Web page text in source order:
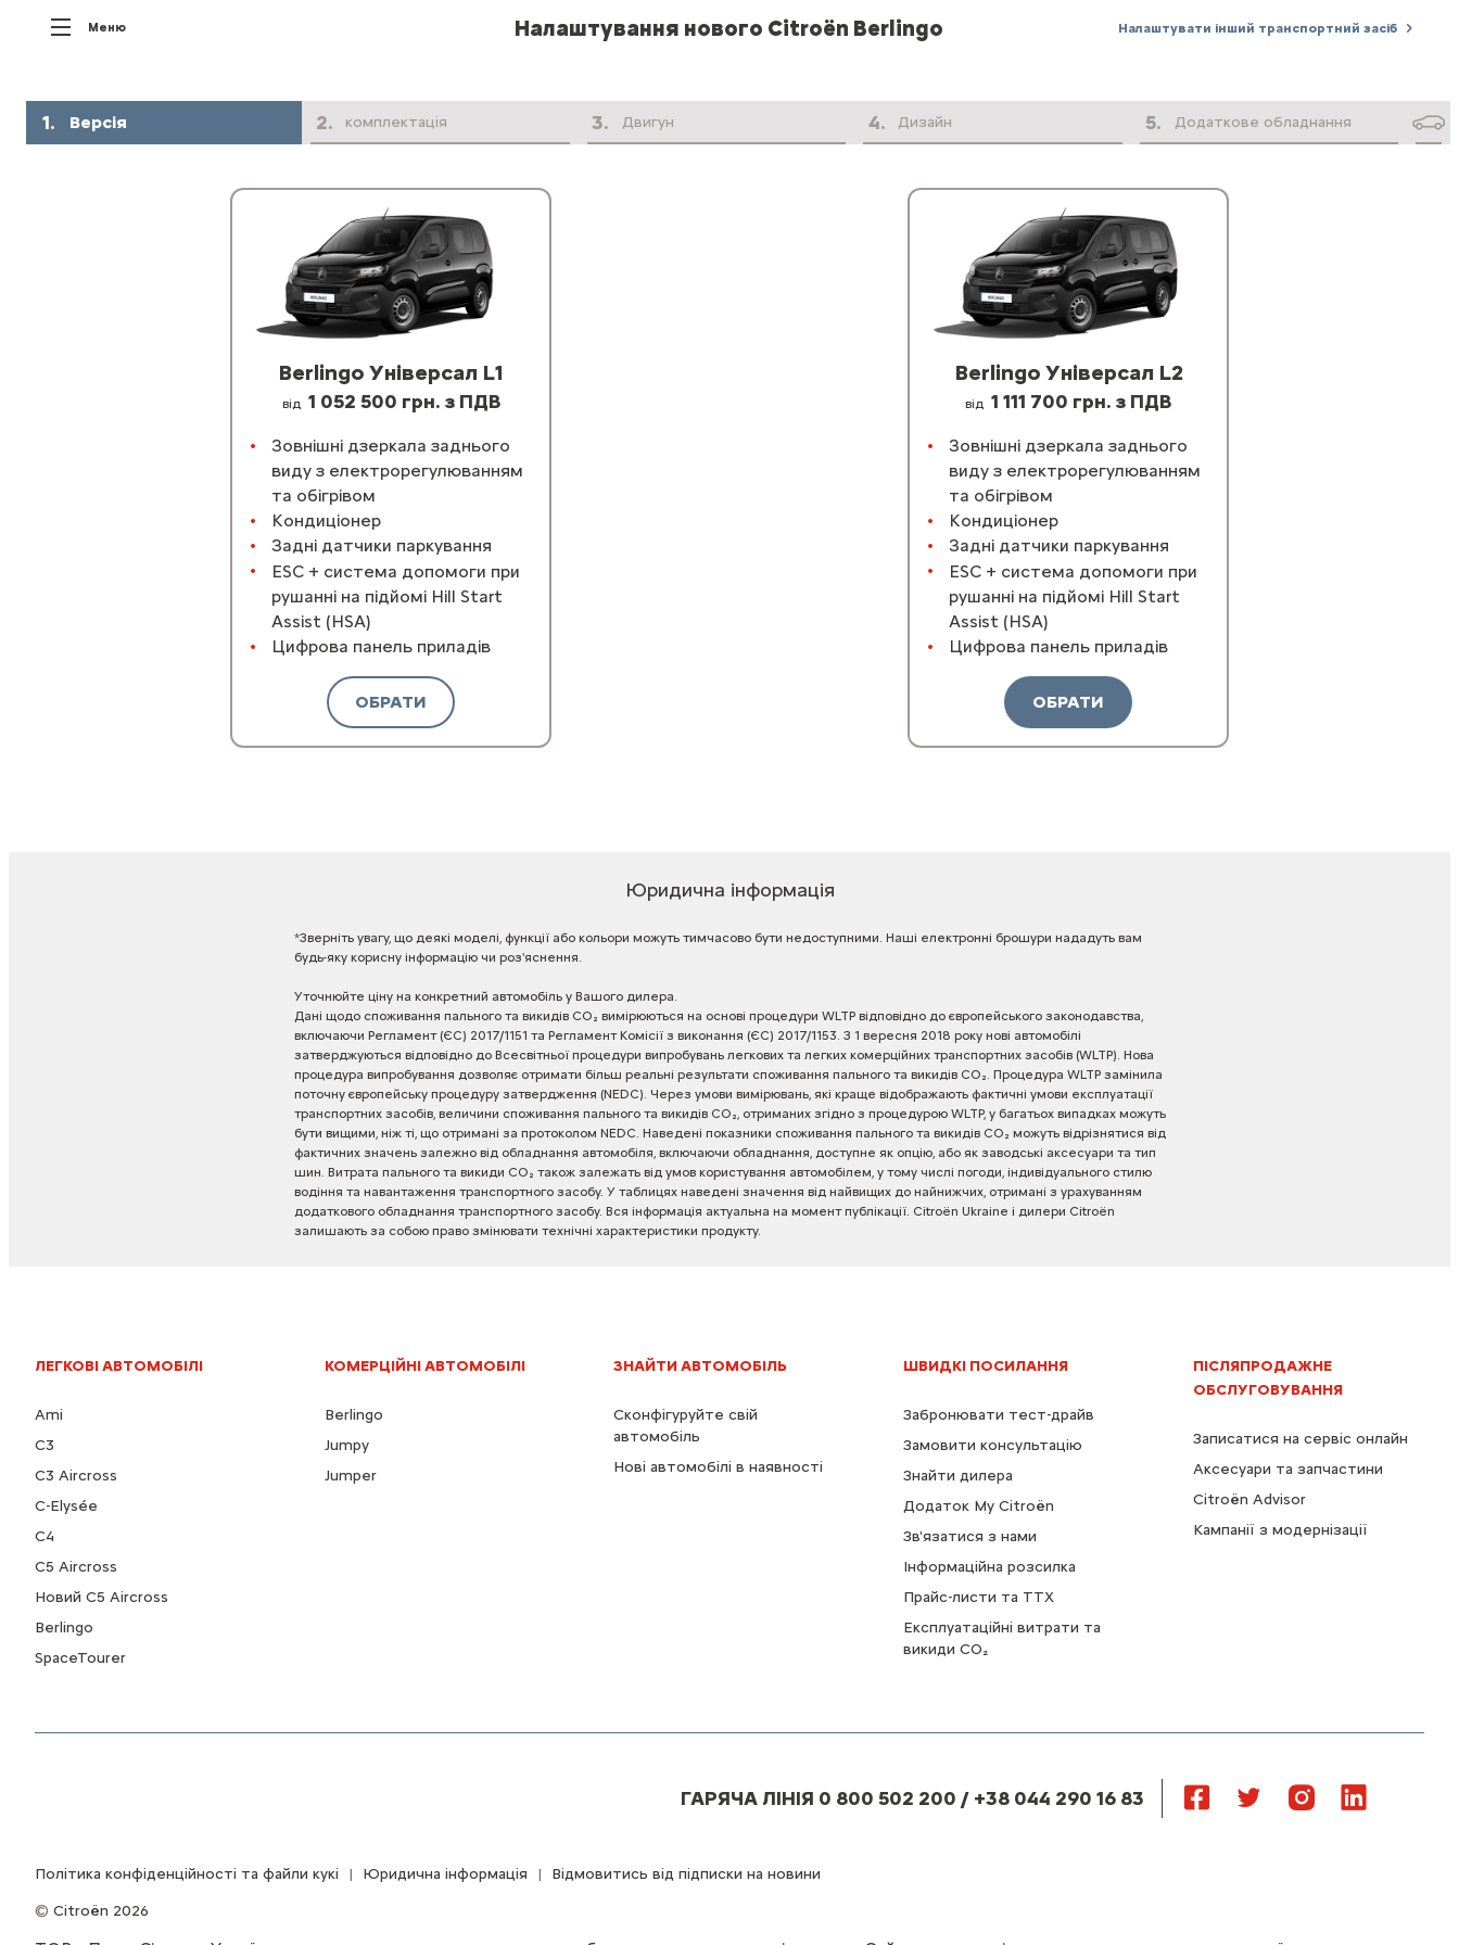
Меню Налаштування нового Citroën Berlingo Налаштувати інший транспортний засіб
1. Версія 2. комплектація 3. Двигун 4. Дизайн 5. Додаткове обладнання
Berlingo Універсал L1
від 1 052 500 грн. з ПДВ
Зовнішні дзеркала заднього
виду з електрорегулюванням
та обігрівом
Кондиціонер
Задні датчики паркування
ESС + система допомоги при
рушанні на підйомі Hill Start
Assist (HSA)
Цифрова панель приладів
ОБРАТИ
Berlingo Універсал L2
від 1 111 700 грн. з ПДВ
Зовнішні дзеркала заднього
виду з електрорегулюванням
та обігрівом
Кондиціонер
Задні датчики паркування
ESС + система допомоги при
рушанні на підйомі Hill Start
Assist (HSA)
Цифрова панель приладів
ОБРАТИ
Юридична інформація
*Зверніть увагу, що деякі моделі, функції або кольори можуть тимчасово бути недоступними. Наші електронні брошури нададуть вам
будь-яку корисну інформацію чи роз'яснення.
Уточнюйте ціну на конкретний автомобіль у Вашого дилера.
Дані щодо споживання пального та викидів CO₂ вимірюються на основі процедури WLTP відповідно до європейського законодавства,
включаючи Регламент (ЄС) 2017/1151 та Регламент Комісії з виконання (ЄС) 2017/1153. З 1 вересня 2018 року нові автомобілі
затверджуються відповідно до Всесвітньої процедури випробувань легкових та легких комерційних транспортних засобів (WLTP). Нова
процедура випробування дозволяє отримати більш реальні результати споживання пального та викидів CO₂. Процедура WLTP замінила
поточну європейську процедуру затвердження (NEDC). Через умови вимірювань, які краще відображають фактичні умови експлуатації
транспортних засобів, величини споживання пального та викидів CO₂, отриманих згідно з процедурою WLTP, у багатьох випадках можуть
бути вищими, ніж ті, що отримані за протоколом NEDC. Наведені показники споживання пального та викидів CO₂ можуть відрізнятися від
фактичних значень залежно від обладнання автомобіля, включаючи обладнання, доступне як опцію, або як заводські аксесуари та тип
шин. Витрата пального та викиди CO₂ також залежать від умов користування автомобілем, у тому числі погоди, індивідуального стилю
водіння та навантаження транспортного засобу. У таблицях наведені значення від найвищих до найнижчих, отримані з урахуванням
додаткового обладнання транспортного засобу. Вся інформація актуальна на момент публікації. Citroën Ukraine і дилери Citroën
залишають за собою право змінювати технічні характеристики продукту.
ЛЕГКОВІ АВТОМОБІЛІ
Ami
C3
C3 Aircross
C-Elysée
С4
С5 Aircross
Новий С5 Aircross
Berlingo
SpaceTourer
КОМЕРЦІЙНІ АВТОМОБІЛІ
Berlingo
Jumpy
Jumper
ЗНАЙТИ АВТОМОБІЛЬ
Сконфігуруйте свій
автомобіль
Нові автомобілі в наявності
ШВИДКІ ПОСИЛАННЯ
Забронювати тест-драйв
Замовити консультацію
Знайти дилера
Додаток My Citroën
Зв'язатися з нами
Інформаційна розсилка
Прайс-листи та ТТХ
Експлуатаційні витрати та
викиди CO₂
ПІСЛЯПРОДАЖНЕ
ОБСЛУГОВУВАННЯ
Записатися на сервіс онлайн
Аксесуари та запчастини
Citroën Advisor
Кампанії з модернізації
ГАРЯЧА ЛІНІЯ 0 800 502 200 / +38 044 290 16 83
Citroën 2026
Політика конфіденційності та файли кукі Юридична інформація Відмовитись від підписки на новини